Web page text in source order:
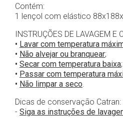
Contém:
1 lençol com elástico
INSTRUÇÕES DE LAVAGEM E
• Lavar com temperatura
• Não alvejar ou branquear;
• Secar com temperatura baixa;
• Passar com temperatura
• Não limpar a seco.
Dicas de conservação Catran:
- Siga as instruções de